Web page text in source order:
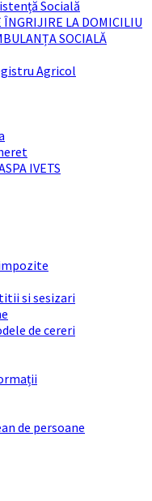
Socială
ÎNGRIJIRE LA DOMICILIU
SOCIALĂ
Agricol
IVETS
si sesizari
de cereri
de persoane